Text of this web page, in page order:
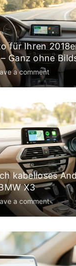
für Ihren
Ganz ohne
a comment
kabelloses
X3
a comment